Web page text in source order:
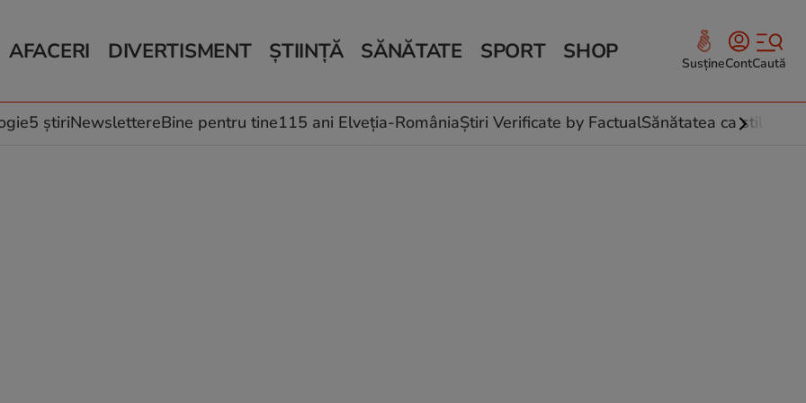
AFACERI
Auto
Locuri de muncă
DIVERTISMENT
Horoscop
Muzică și Filme
ȘTIINȚĂ
Schimbări climatice
SĂNĂTATE
Relații
Rețete culinare
SPORT SHOP SusțineContCaută
5 știriNewslettereBine pentru tine115 ani Elveția-RomâniaȘtiri Verificate by FactualSănătatea ca stil de